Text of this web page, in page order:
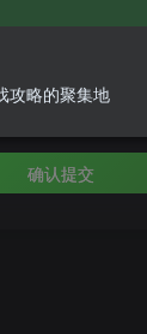
确认提交
攻略的聚集地